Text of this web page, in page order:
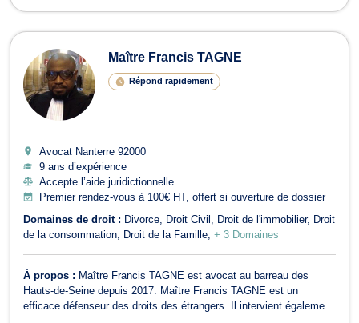
Maître Francis TAGNE
Répond rapidement
Avocat Nanterre 92000
9 ans d’expérience
Accepte l’aide juridictionnelle
Premier rendez-vous à 100€ HT, offert si ouverture de dossier
Domaines de droit : Divorce Droit Civil Droit de l'immobilier
Droit
de la consommation
Droit de la Famille + 3 Domaines
À propos : Maître Francis TAGNE est avocat au barreau des
Hauts-de-Seine depuis 2017. Maître Francis TAGNE est un
efficace défenseur des droits des étrangers. Il intervient également